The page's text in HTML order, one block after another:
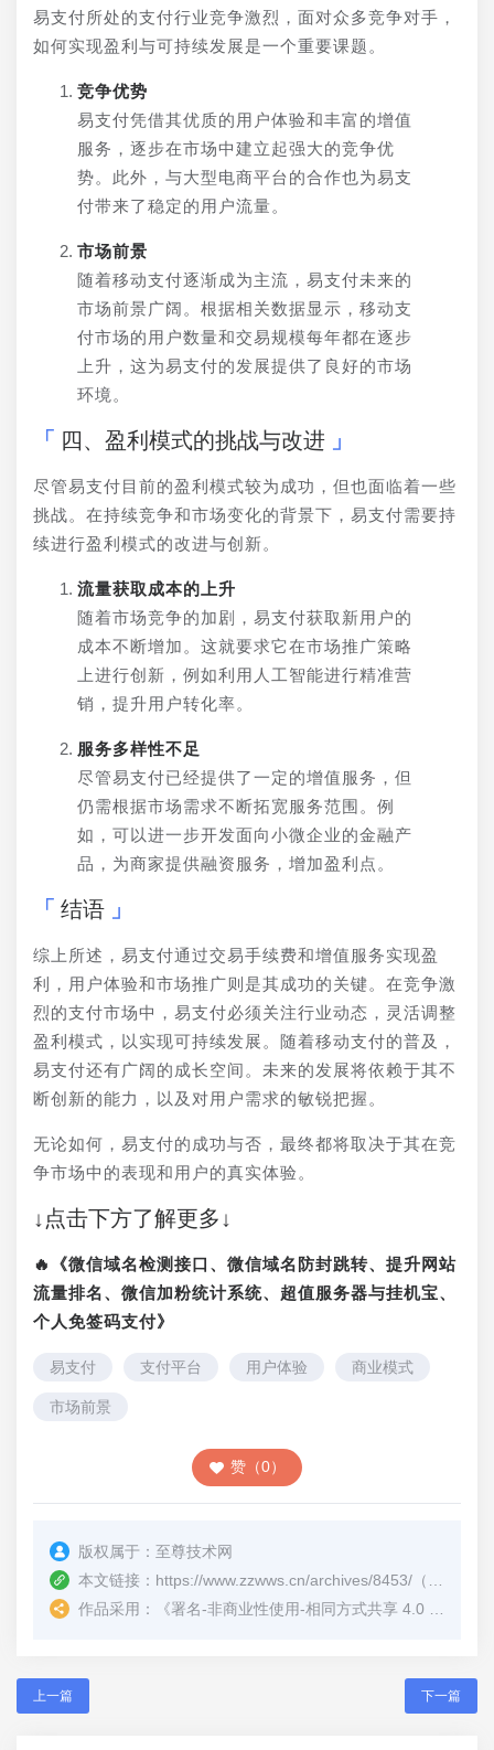
易支付所处的支付行业竞争激烈，面对众多竞争对手，
如何实现盈利与可持续发展是一个重要课题。
竞争优势
易支付凭借其优质的用户体验和丰富的增值
服务，逐步在市场中建立起强大的竞争优
势。此外，与大型电商平台的合作也为易支
付带来了稳定的用户流量。
市场前景
随着移动支付逐渐成为主流，易支付未来的
市场前景广阔。根据相关数据显示，移动支
付市场的用户数量和交易规模每年都在逐步
上升，这为易支付的发展提供了良好的市场
环境。
四、盈利模式的挑战与改进
尽管易支付目前的盈利模式较为成功，但也面临着一些
挑战。在持续竞争和市场变化的背景下，易支付需要持
续进行盈利模式的改进与创新。
流量获取成本的上升
随着市场竞争的加剧，易支付获取新用户的
成本不断增加。这就要求它在市场推广策略
上进行创新，例如利用人工智能进行精准营
销，提升用户转化率。
服务多样性不足
尽管易支付已经提供了一定的增值服务，但
仍需根据市场需求不断拓宽服务范围。例
如，可以进一步开发面向小微企业的金融产
品，为商家提供融资服务，增加盈利点。
结语
综上所述，易支付通过交易手续费和增值服务实现盈
利，用户体验和市场推广则是其成功的关键。在竞争激
烈的支付市场中，易支付必须关注行业动态，灵活调整
盈利模式，以实现可持续发展。随着移动支付的普及，
易支付还有广阔的成长空间。未来的发展将依赖于其不
断创新的能力，以及对用户需求的敏锐把握。
无论如何，易支付的成功与否，最终都将取决于其在竞
争市场中的表现和用户的真实体验。
↓点击下方了解更多↓
🔥《微信域名检测接口、微信域名防封跳转、提升网站
流量排名、微信加粉统计系统、超值服务器与挂机宝、
个人免签码支付》
易支付 支付平台 用户体验 商业模式
市场前景
赞（0）
版权属于： 至尊技术网
本文链接： https://www.zzwws.cn/archives/8453/ （转载时请注明本文出处及文章链接）
作品采用：
《署名-非商业性使用-相同方式共享 4.0 国际 (CC BY-NC-SA 4.0)
上一篇 下一篇